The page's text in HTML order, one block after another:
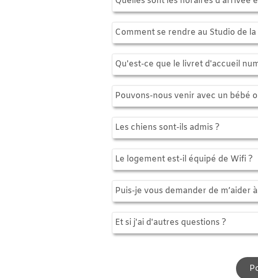
Comment se rendre au Studio de la
Qu'est-ce que le livret d'accueil
Pouvons-nous venir avec un bébé ou un
Les chiens sont-ils admis ?
Le logement est-il équipé de Wifi ?
Puis-je vous demander de m’aider à
Et si j'ai d'autres questions ?
Pour